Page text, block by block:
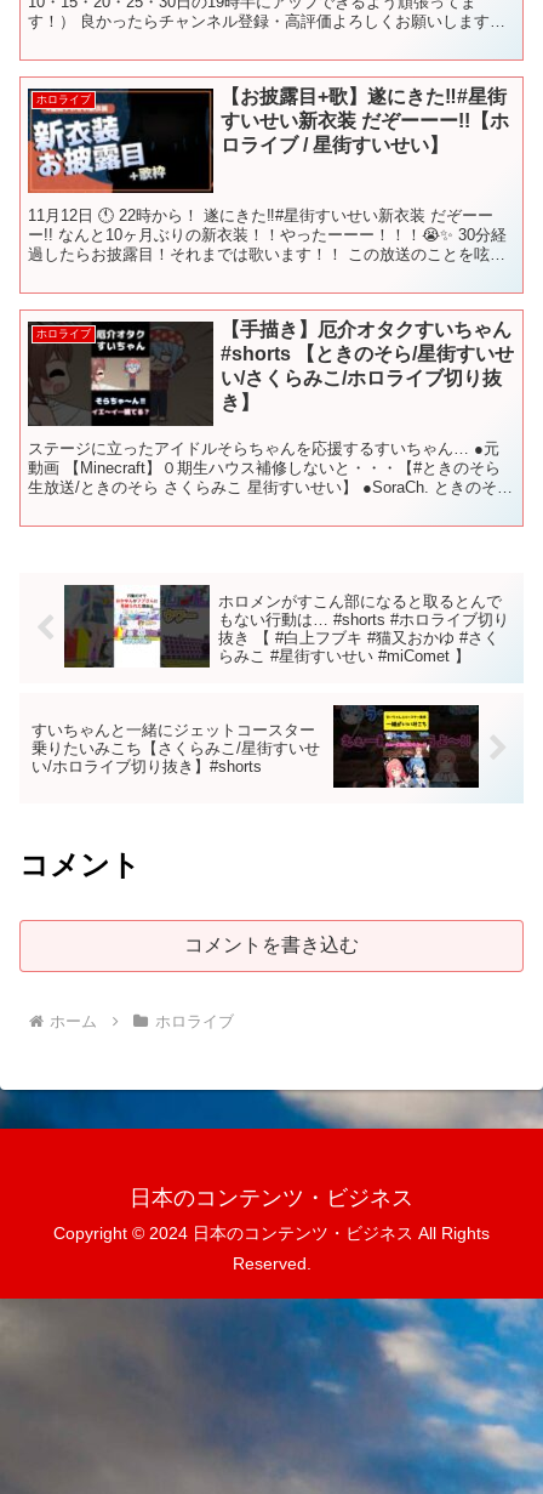
す！） 良かったらチャンネル登録・高評価よろしくお願いします。
ホロライブ
【お披露目+歌】遂にきた‼#星街
すいせい新衣装 だぞーーー!!【ホ
ロライブ / 星街すいせい】
11月12日 🕚 22時から！ 遂にきた‼#星街すいせい新衣装 だぞーー
ー!! なんと10ヶ月ぶりの新衣装！！やったーーー！！！😭✨ 30分経
過したらお披露目！それまでは歌います！！ この放送のことを呟く
ホロライブ
【手描き】厄介オタクすいちゃん
#shorts 【ときのそら/星街すいせ
い/さくらみこ/ホロライブ切り抜
き】
ステージに立ったアイドルそらちゃんを応援するすいちゃん… ●元
動画 【Minecraft】０期生ハウス補修しないと・・・【#ときのそら
生放送/ときのそら さくらみこ 星街すいせい】 ●SoraCh. ときのそら
ホロメンがすこん部になると取るとんで
もない行動は… #shorts #ホロライブ切り
抜き 【 #白上フブキ #猫又おかゆ #さく
らみこ #星街すいせい #miComet 】
すいちゃんと一緒にジェットコースター
乗りたいみこち【さくらみこ/星街すいせ
い/ホロライブ切り抜き】#shorts
コメント
コメントを書き込む
ホーム ホロライブ
日本のコンテンツ・ビジネス
Copyright © 2024 日本のコンテンツ・ビジネス All Rights
Reserved.